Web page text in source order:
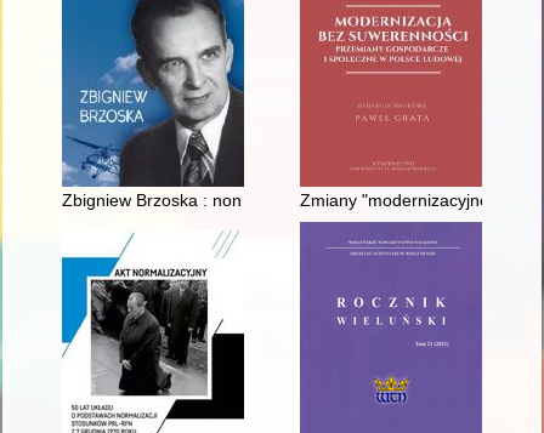
Zbigniew Brzoska : non omnis moriarZmiany "modernizacyjne"